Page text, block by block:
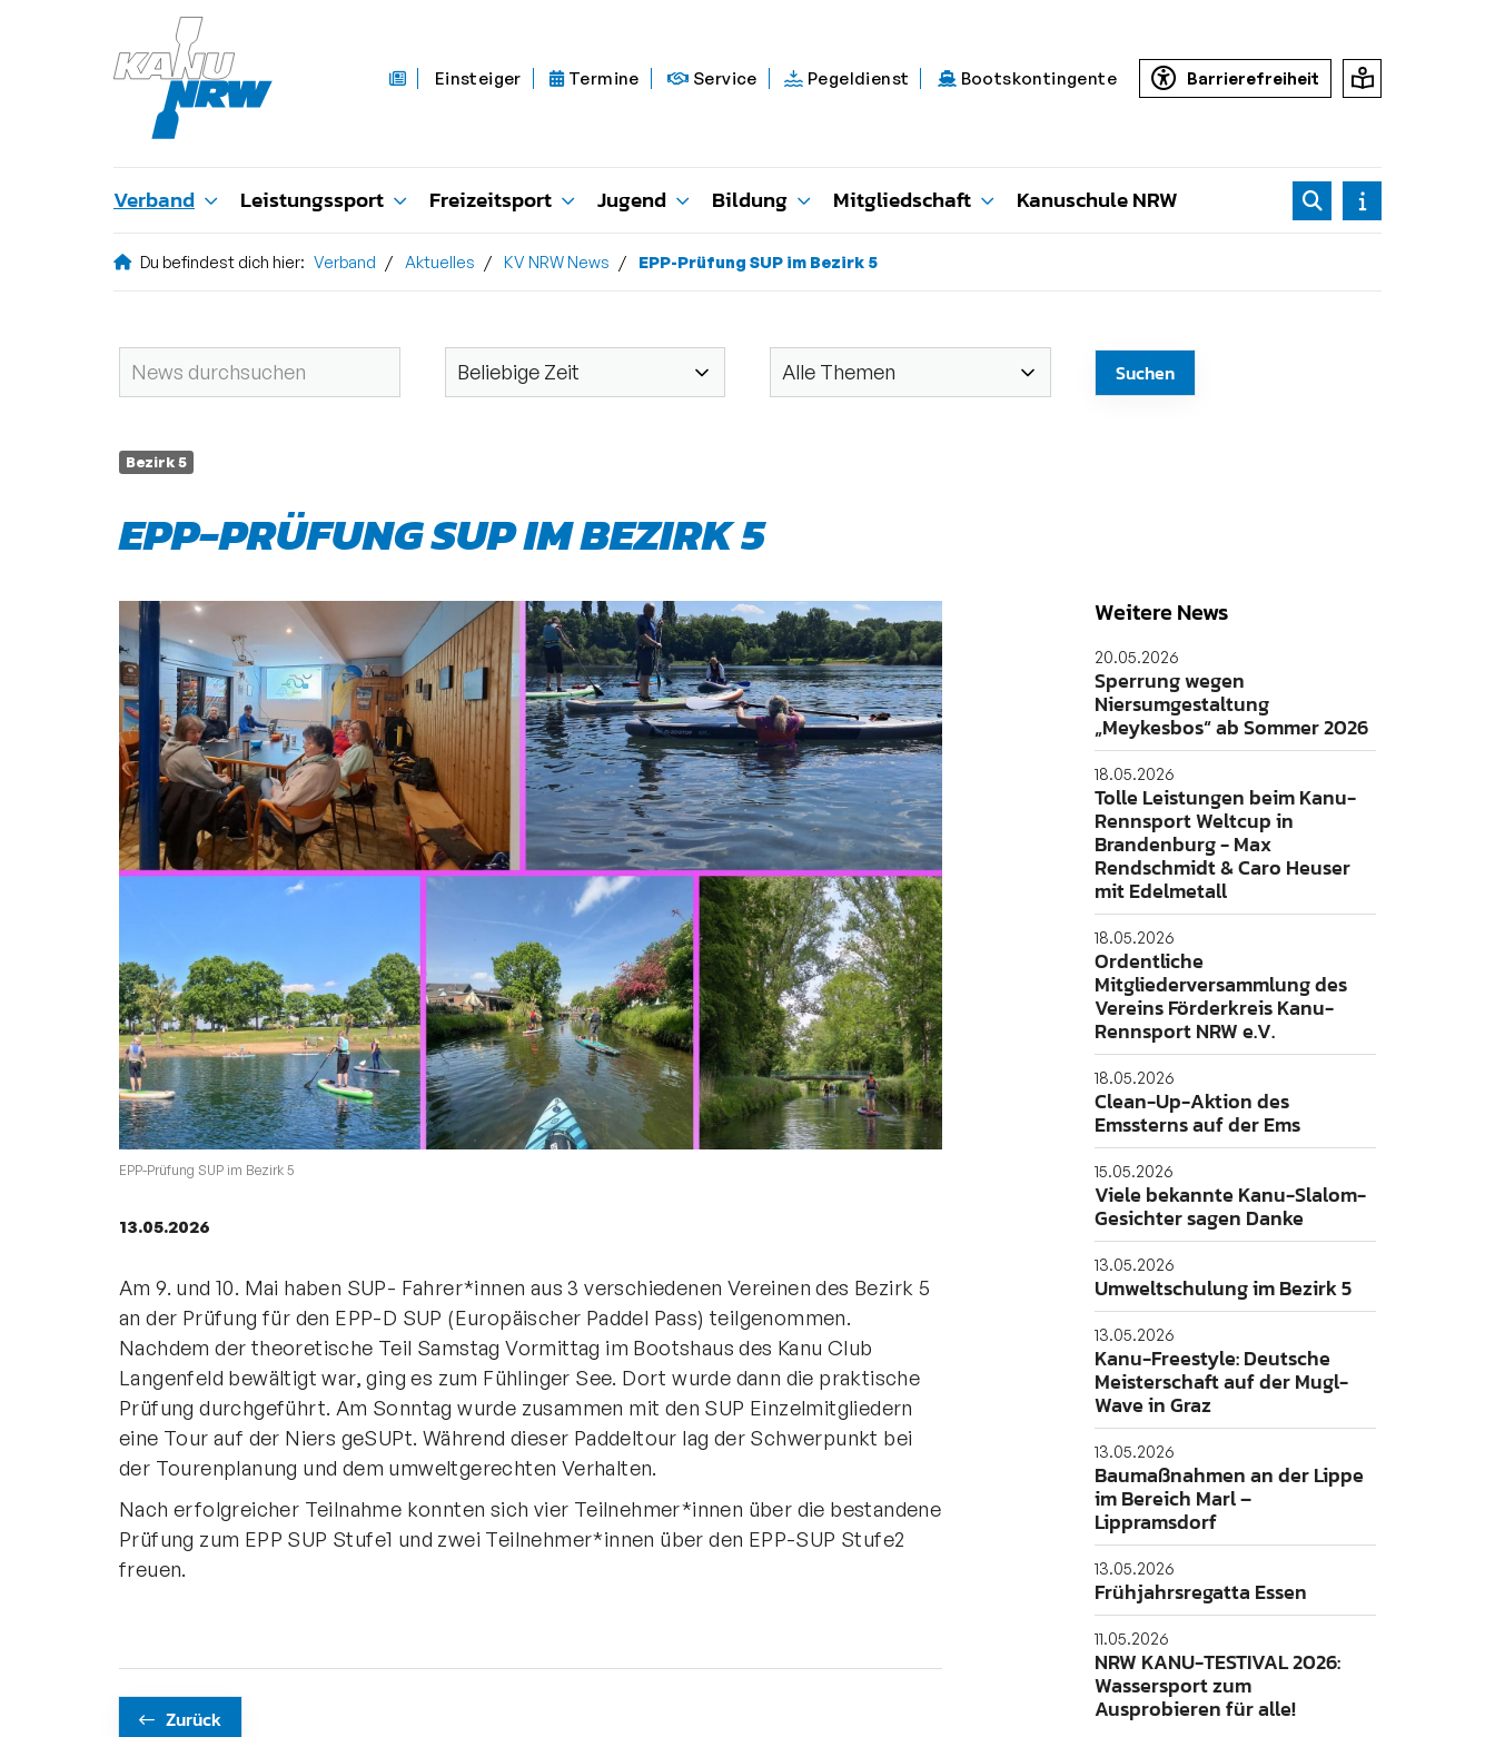
Einsteiger Termine Service Pegeldienst Bootskontingente Barrierefreiheit
Verband Leistungssport Freizeitsport Jugend Bildung Mitgliedschaft Kanuschule NRW
Du befindest dich hier: Verband Aktuelles KV NRW News EPP-Prüfung SUP im Bezirk 5
Bezirk 5
EPP-PRÜFUNG SUP IM BEZIRK 5
EPP-Prüfung SUP im Bezirk 5
13.05.2026
Am 9. und 10. Mai haben SUP- Fahrer*innen aus 3 verschiedenen Vereinen des Bezirk 5
an der Prüfung für den EPP-D SUP (Europäischer Paddel Pass) teilgenommen.
Nachdem der theoretische Teil Samstag Vormittag im Bootshaus des Kanu Club
Langenfeld bewältigt war, ging es zum Fühlinger See. Dort wurde dann die praktische
Prüfung durchgeführt. Am Sonntag wurde zusammen mit den SUP Einzelmitgliedern
eine Tour auf der Niers geSUPt. Während dieser Paddeltour lag der Schwerpunkt bei
der Tourenplanung und dem umweltgerechten Verhalten.
Nach erfolgreicher Teilnahme konnten sich vier Teilnehmer*innen über die bestandene
Prüfung zum EPP SUP Stufe1 und zwei Teilnehmer*innen über den EPP-SUP Stufe2
freuen.
Zurück
Weitere News
20.05.2026
Sperrung wegen
Niersumgestaltung
„Meykesbos“ ab Sommer 2026
18.05.2026
Tolle Leistungen beim Kanu-
Rennsport Weltcup in
Brandenburg - Max
Rendschmidt & Caro Heuser
mit Edelmetall
18.05.2026
Ordentliche
Mitgliederversammlung des
Vereins Förderkreis Kanu-
Rennsport NRW e.V.
18.05.2026
Clean-Up-Aktion des
Emssterns auf der Ems
15.05.2026
Viele bekannte Kanu-Slalom-
Gesichter sagen Danke
13.05.2026
Umweltschulung im Bezirk 5
13.05.2026
Kanu-Freestyle: Deutsche
Meisterschaft auf der Mugl-
Wave in Graz
13.05.2026
Baumaßnahmen an der Lippe
im Bereich Marl –
Lippramsdorf
13.05.2026
Frühjahrsregatta Essen
11.05.2026
NRW KANU-TESTIVAL 2026:
Wassersport zum
Ausprobieren für alle!
QUICKLINKS
Geschäftsstelle
Kanu-Verband
Nordrhein-Westfalen e. V.
Friedrich-Alfred-Allee 25
info@kanu-nrw.de
Direktlinks
Verband
Leistungssport
Kanuschule NRW
Folgt uns gerne!